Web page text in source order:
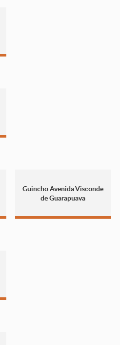
Guincho Avenida Visconde
de Guarapuava